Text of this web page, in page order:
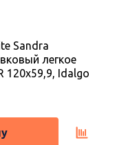
Sandra
легкое
120х59,9, Idalgo